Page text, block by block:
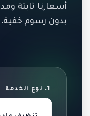
أسعارنا ثابتة
بدون رسوم خفية.
1. نوع الخدمة